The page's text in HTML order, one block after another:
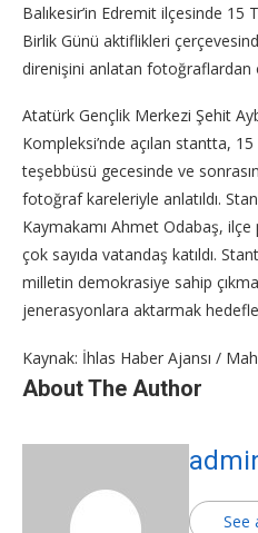
Balıkesir’in Edremit ilçesinde
Birlik Günü aktiflikleri
direnişini anlatan fotoğraflardan
Atatürk Gençlik Merkezi Şehit
Kompleksi’nde açılan stantta,
teşebbüsü gecesinde ve
fotoğraf kareleriyle anlatıldı.
Kaymakamı Ahmet Odabaş,
çok sayıda vatandaş katıldı.
milletin demokrasiye sahip çıkma
jenerasyonlara aktarmak
Kaynak: İhlas Haber Ajansı /
About The Author
See